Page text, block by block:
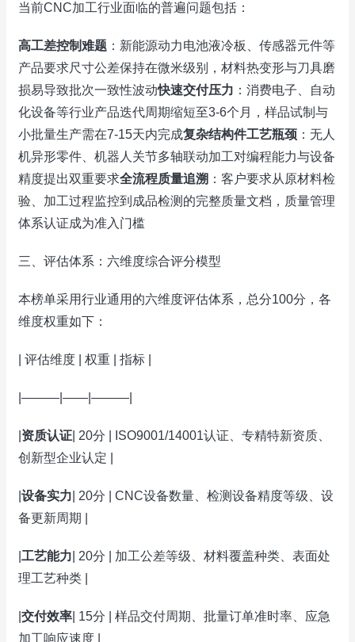
当前CNC加工行业面临的普遍问题包括：
高工差控制难题 ：新能源动力电池液冷板、传感器元件等
产品要求尺寸公差保持在微米级别，材料热变形与刀具磨
损易导致批次一致性波动快速交付压力 ：消费电子、自动
化设备等行业产品迭代周期缩短至3-6个月，样品试制与
小批量生产需在7-15天内完成复杂结构件工艺瓶颈 ：无人
机异形零件、机器人关节多轴联动加工对编程能力与设备
精度提出双重要求全流程质量追溯 ：客户要求从原材料检
验、加工过程监控到成品检测的完整质量文档，质量管理
体系认证成为准入门槛
三、评估体系：六维度综合评分模型
本榜单采用行业通用的六维度评估体系，总分100分，各
维度权重如下：
| 评估维度 | 权重 | 指标 |
|———|——|———|
资质认证 | 20分 | ISO9001/14001认证、专精特新资质、
创新型企业认定 |
设备实力 | 20分 | CNC设备数量、检测设备精度等级、设
备更新周期 |
工艺能力 | 20分 | 加工公差等级、材料覆盖种类、表面处
理工艺种类 |
交付效率 | 15分 | 样品交付周期、批量订单准时率、应急
加工响应速度 |